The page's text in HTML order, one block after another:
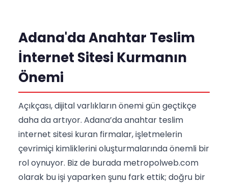
Adana'da Anahtar Teslim
İnternet Sitesi Kurmanın
Önemi
Açıkçası, dijital varlıkların önemi gün geçtikçe
daha da artıyor. Adana’da anahtar teslim
internet sitesi kuran firmalar, işletmelerin
çevrimiçi kimliklerini oluşturmalarında önemli bir
rol oynuyor. Biz de burada metropolweb.com
olarak bu işi yaparken şunu fark ettik; doğru bir